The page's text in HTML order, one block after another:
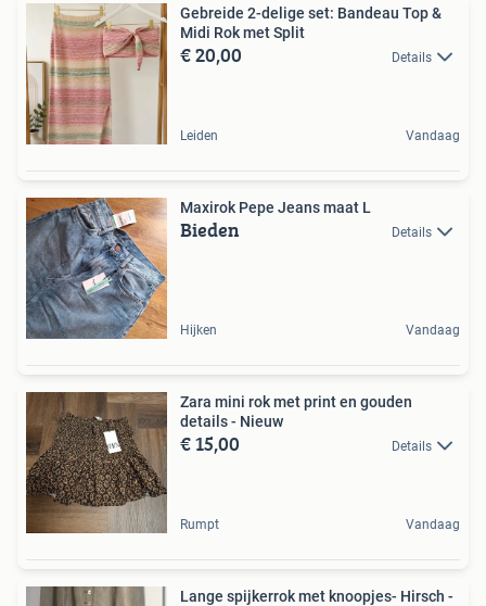
Gebreide 2-delige set: Bandeau Top &
Midi Rok met Split
€ 20,00 Details
Leiden Vandaag
Maxirok Pepe Jeans maat L
Bieden Details
Hijken Vandaag
Zara mini rok met print en gouden
details - Nieuw
€ 15,00 Details
Rumpt Vandaag
Lange spijkerrok met knoopjes- Hirsch -